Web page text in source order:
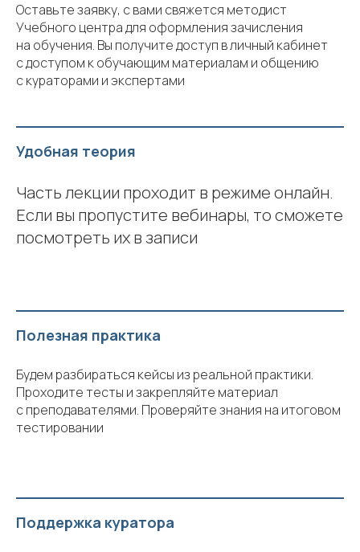
Оставьте заявку, с вами свяжется методист
Учебного центра для оформления зачисления
на обучения. Вы получите доступ в личный кабинет
с доступом к обучающим материалам и общению
с кураторами и экспертами
Удобная теория
Часть лекции проходит в режиме онлайн.
Если вы пропустите вебинары, то сможете
посмотреть их в записи
Полезная практика
Будем разбираться кейсы из реальной практики.
Проходите тесты и закрепляйте материал
с преподавателями. Проверяйте знания на итоговом
тестировании
Поддержка куратора